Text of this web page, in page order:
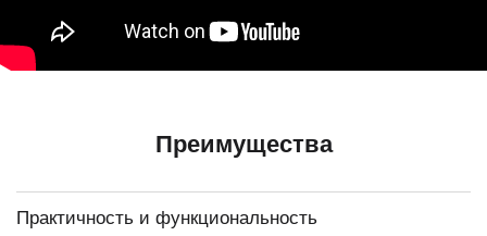
Преимущества
Практичность и функциональность